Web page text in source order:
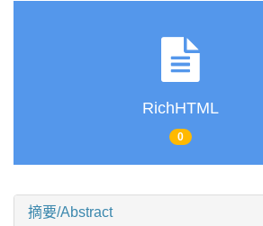
RichHTML
0
摘要/Abstract